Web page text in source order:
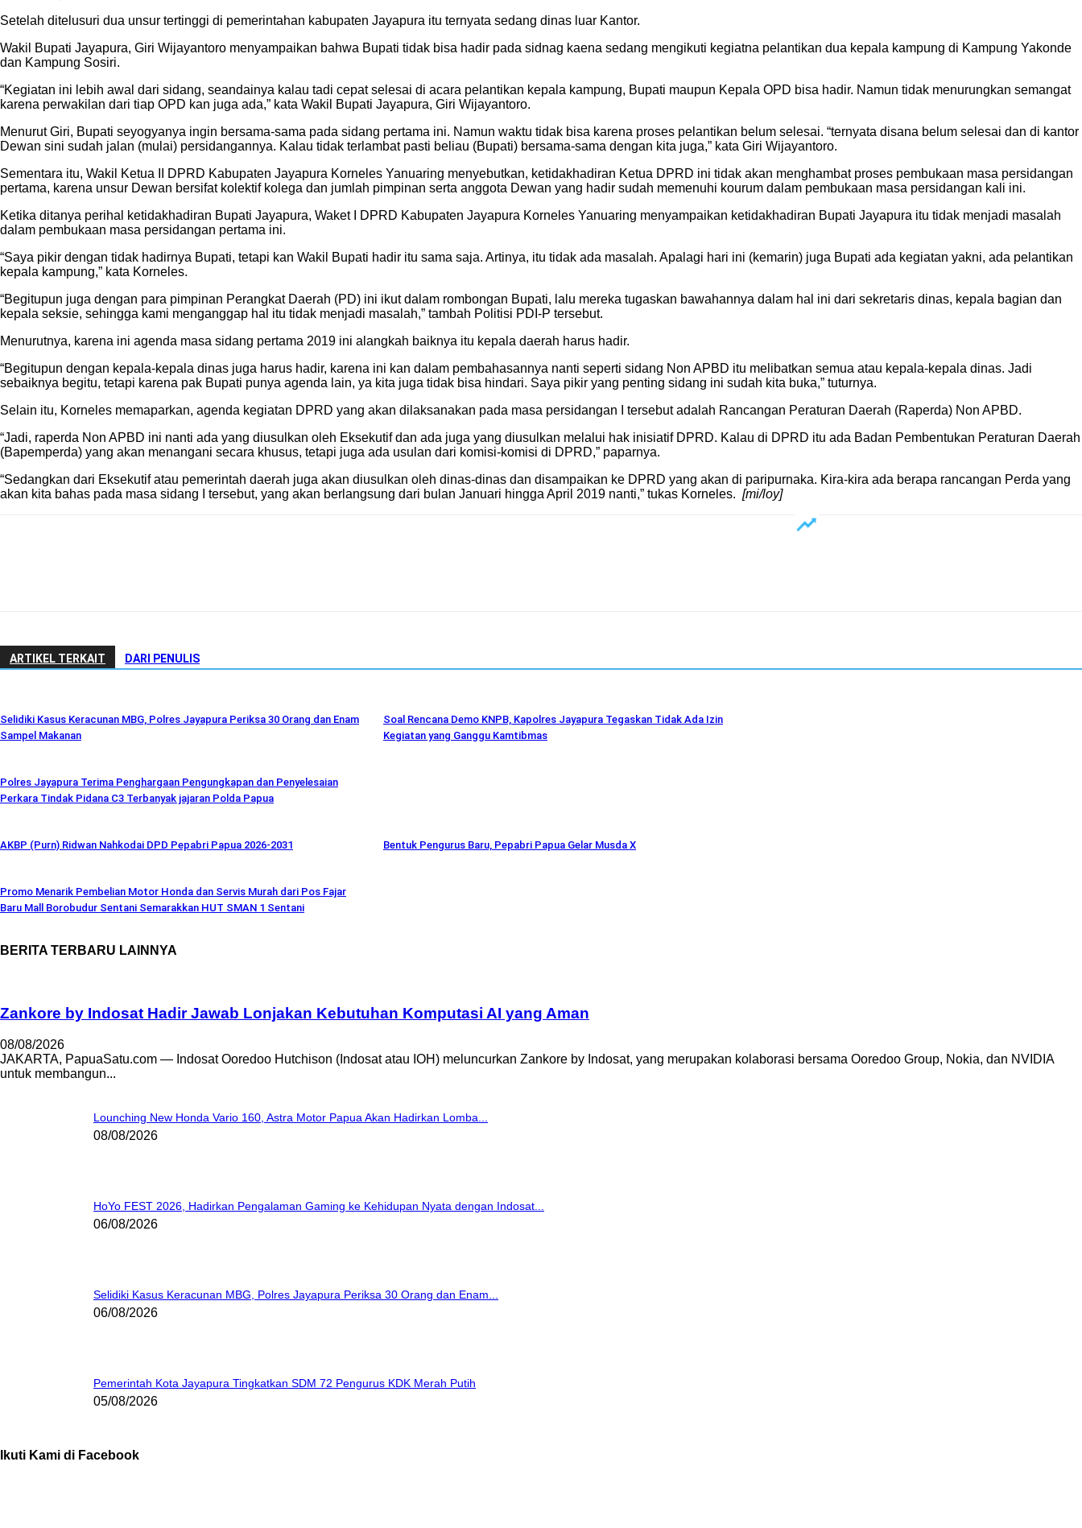
Setelah ditelusuri dua unsur tertinggi di pemerintahan kabupaten Jayapura itu ternyata sedang dinas luar Kantor.
Wakil Bupati Jayapura, Giri Wijayantoro menyampaikan bahwa Bupati tidak bisa hadir pada sidnag kaena sedang mengikuti kegiatna pelantikan dua kepala kampung di Kampung Yakonde
dan Kampung Sosiri.
“Kegiatan ini lebih awal dari sidang, seandainya kalau tadi cepat selesai di acara pelantikan kepala kampung, Bupati maupun Kepala OPD bisa hadir. Namun tidak menurungkan semangat
karena perwakilan dari tiap OPD kan juga ada,” kata Wakil Bupati Jayapura, Giri Wijayantoro.
Menurut Giri, Bupati seyogyanya ingin bersama-sama pada sidang pertama ini. Namun waktu tidak bisa karena proses pelantikan belum selesai. “ternyata disana belum selesai dan di kantor
Dewan sini sudah jalan (mulai) persidangannya. Kalau tidak terlambat pasti beliau (Bupati) bersama-sama dengan kita juga,” kata Giri Wijayantoro.
Sementara itu, Wakil Ketua II DPRD Kabupaten Jayapura Korneles Yanuaring menyebutkan, ketidakhadiran Ketua DPRD ini tidak akan menghambat proses pembukaan masa persidangan
pertama, karena unsur Dewan bersifat kolektif kolega dan jumlah pimpinan serta anggota Dewan yang hadir sudah memenuhi kourum dalam pembukaan masa persidangan kali ini.
Ketika ditanya perihal ketidakhadiran Bupati Jayapura, Waket I DPRD Kabupaten Jayapura Korneles Yanuaring menyampaikan ketidakhadiran Bupati Jayapura itu tidak menjadi masalah
dalam pembukaan masa persidangan pertama ini.
“Saya pikir dengan tidak hadirnya Bupati, tetapi kan Wakil Bupati hadir itu sama saja. Artinya, itu tidak ada masalah. Apalagi hari ini (kemarin) juga Bupati ada kegiatan yakni, ada pelantikan
kepala kampung,” kata Korneles.
“Begitupun juga dengan para pimpinan Perangkat Daerah (PD) ini ikut dalam rombongan Bupati, lalu mereka tugaskan bawahannya dalam hal ini dari sekretaris dinas, kepala bagian dan
kepala seksie, sehingga kami menganggap hal itu tidak menjadi masalah,” tambah Politisi PDI-P tersebut.
Menurutnya, karena ini agenda masa sidang pertama 2019 ini alangkah baiknya itu kepala daerah harus hadir.
“Begitupun dengan kepala-kepala dinas juga harus hadir, karena ini kan dalam pembahasannya nanti seperti sidang Non APBD itu melibatkan semua atau kepala-kepala dinas. Jadi
sebaiknya begitu, tetapi karena pak Bupati punya agenda lain, ya kita juga tidak bisa hindari. Saya pikir yang penting sidang ini sudah kita buka,” tuturnya.
Selain itu, Korneles memaparkan, agenda kegiatan DPRD yang akan dilaksanakan pada masa persidangan I tersebut adalah Rancangan Peraturan Daerah (Raperda) Non APBD.
“Jadi, raperda Non APBD ini nanti ada yang diusulkan oleh Eksekutif dan ada juga yang diusulkan melalui hak inisiatif DPRD. Kalau di DPRD itu ada Badan Pembentukan Peraturan Daerah
(Bapemperda) yang akan menangani secara khusus, tetapi juga ada usulan dari komisi-komisi di DPRD,” paparnya.
“Sedangkan dari Eksekutif atau pemerintah daerah juga akan diusulkan oleh dinas-dinas dan disampaikan ke DPRD yang akan di paripurnaka. Kira-kira ada berapa rancangan Perda yang
akan kita bahas pada masa sidang I tersebut, yang akan berlangsung dari bulan Januari hingga April 2019 nanti,” tukas Korneles. [mi/loy]
ARTIKEL TERKAIT DARI PENULIS
Selidiki Kasus Keracunan MBG, Polres Jayapura Periksa 30 Orang dan Enam
Sampel Makanan
Soal Rencana Demo KNPB, Kapolres Jayapura Tegaskan Tidak Ada Izin
Kegiatan yang Ganggu Kamtibmas
Polres Jayapura Terima Penghargaan Pengungkapan dan Penyelesaian
Perkara Tindak Pidana C3 Terbanyak jajaran Polda Papua
AKBP (Purn) Ridwan Nahkodai DPD Pepabri Papua 2026-2031 Bentuk Pengurus Baru, Pepabri Papua Gelar Musda X
Promo Menarik Pembelian Motor Honda dan Servis Murah dari Pos Fajar
Baru Mall Borobudur Sentani Semarakkan HUT SMAN 1 Sentani
BERITA TERBARU LAINNYA
Zankore by Indosat Hadir Jawab Lonjakan Kebutuhan Komputasi AI yang Aman
08/08/2026
JAKARTA, PapuaSatu.com — Indosat Ooredoo Hutchison (Indosat atau IOH) meluncurkan Zankore by Indosat, yang merupakan kolaborasi bersama Ooredoo Group, Nokia, dan NVIDIA
untuk membangun...
Lounching New Honda Vario 160, Astra Motor Papua Akan Hadirkan Lomba...
08/08/2026
HoYo FEST 2026, Hadirkan Pengalaman Gaming ke Kehidupan Nyata dengan Indosat...
06/08/2026
Selidiki Kasus Keracunan MBG, Polres Jayapura Periksa 30 Orang dan Enam...
06/08/2026
Pemerintah Kota Jayapura Tingkatkan SDM 72 Pengurus KDK Merah Putih
05/08/2026
Ikuti Kami di Facebook